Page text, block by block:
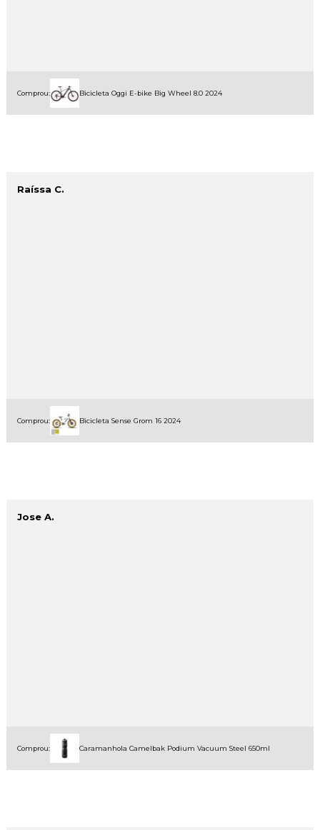
Comprou: Bicicleta Oggi E-bike Big Wheel 8.0 2024
Raíssa C.
Comprou: Bicicleta Sense Grom 16 2024
Jose A.
Comprou: Caramanhola Camelbak Podium Vacuum Steel 650ml